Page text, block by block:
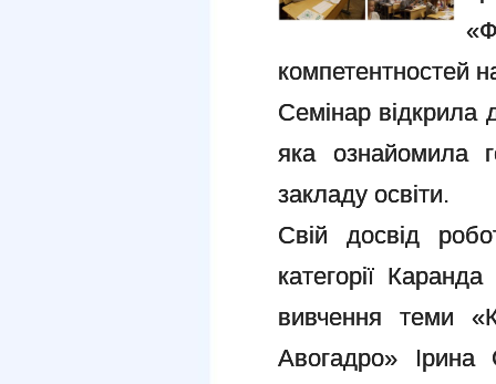
компетентностей
Семінар
яка ознайомила
закладу освіти.
Свій досвід
категорії
вивчення теми
Авогадро» Ірина